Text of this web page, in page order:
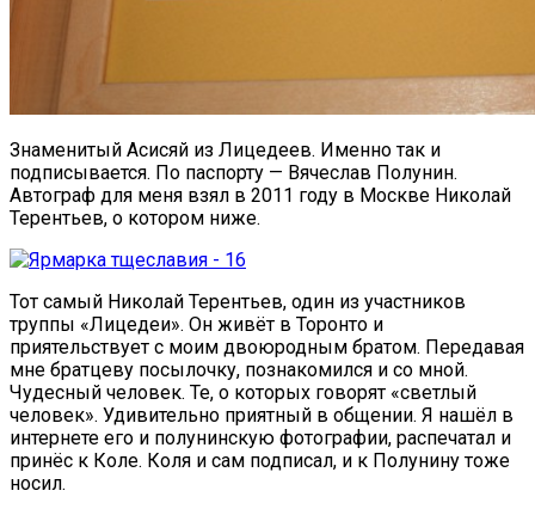
Знаменитый Асисяй из Лицедеев. Именно так и
подписывается. По паспорту — Вячеслав Полунин.
Автограф для меня взял в 2011 году в Москве Николай
Терентьев, о котором ниже.
Тот самый Николай Терентьев, один из участников
труппы «Лицедеи». Он живёт в Торонто и
приятельствует с моим двоюродным братом. Передавая
мне братцеву посылочку, познакомился и со мной.
Чудесный человек. Те, о которых говорят «светлый
человек». Удивительно приятный в общении. Я нашёл в
интернете его и полунинскую фотографии, распечатал и
принёс к Коле. Коля и сам подписал, и к Полунину тоже
носил.